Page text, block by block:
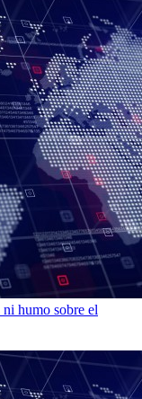
humo sobre el